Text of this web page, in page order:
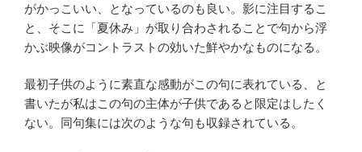
がかっこいい、となっているのも良い。影に注目するこ
と、そこに「夏休み」が取り合わされることで句から浮
かぶ映像がコントラストの効いた鮮やかなものになる。
最初子供のように素直な感動がこの句に表れている、と
書いたが私はこの句の主体が子供であると限定はしたく
ない。同句集には次のような句も収録されている。